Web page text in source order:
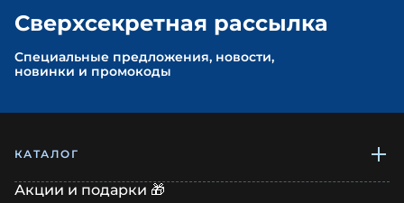
Сверхсекретная рассылка
Cпециальные предложения, новости,
новинки и промокоды
КАТАЛОГ
Акции и подарки 🎁